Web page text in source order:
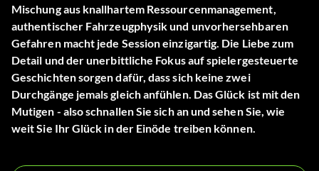
Mischung aus knallhartem Ressourcenmanagement,
authentischer Fahrzeugphysik und unvorhersehbaren
Gefahren macht jede Session einzigartig. Die Liebe zum
Detail und der unerbittliche Fokus auf spielergesteuerte
Geschichten sorgen dafür, dass sich keine zwei
Durchgänge jemals gleich anfühlen. Das Glück ist mit den
Mutigen - also schnallen Sie sich an und sehen Sie, wie
weit Sie Ihr Glück in der Einöde treiben können.